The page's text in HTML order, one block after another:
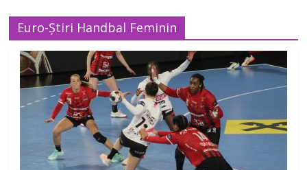
Euro-Știri Handbal Feminin